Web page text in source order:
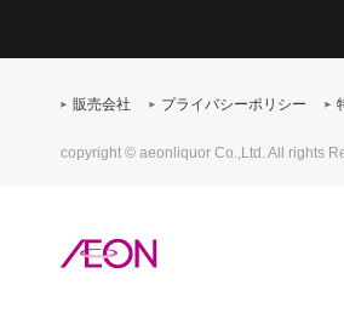
販売会社 プライバシーポリシー
copyright © aeonliquor Co.,Ltd. All rights